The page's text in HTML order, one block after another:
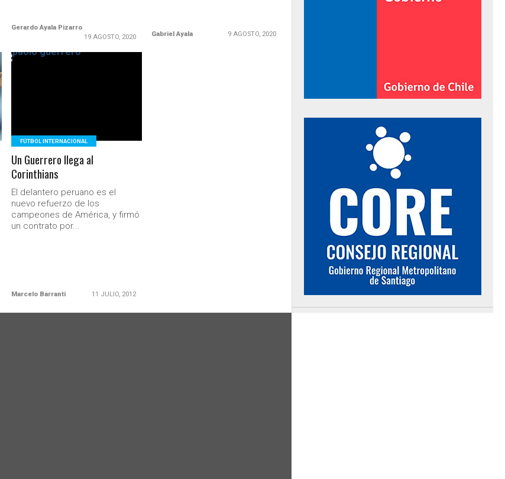
Gerardo Ayala Pizarro
19 AGOSTO, 2020
Gabriel Ayala 9 AGOSTO, 2020
FÚTBOL INTERNACIONAL
Un Guerrero llega al
Corinthians
El delantero peruano es el
nuevo refuerzo de los
campeones de América, y firmó
un contrato por...
Marcelo Barranti 11 JULIO, 2012